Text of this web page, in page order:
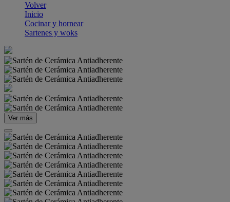
Volver
Inicio
Cocinar y hornear
Sartenes y woks
Ver más